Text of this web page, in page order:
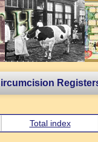
Total index